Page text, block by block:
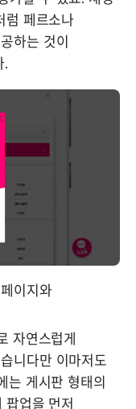
럼 페르소나
하는 것이
.
이지와
자연스럽게
니다만 이마저도
는 게시판 형태의
팝업을 먼저